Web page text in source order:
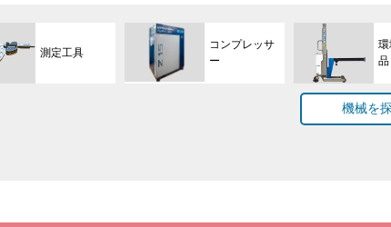
測定工具
コンプレッサ
ー
環
品
機械を